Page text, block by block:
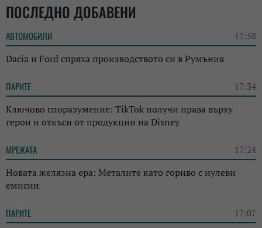
ПОСЛЕДНО ДОБАВЕНИ
АВТОМОБИЛИ 17:58
Dacia и Ford спряха производството си в Румъния
ПАРИТЕ 17:34
Ключово споразумение: TikTok получи права върху
герои и откъси от продукции на Disney
МРЕЖАТА 17:24
Новата желязна ера: Металите като гориво с нулеви
емисии
ПАРИТЕ 17:07